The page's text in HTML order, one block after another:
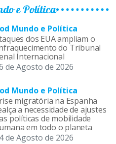
e Política
Mundo e Política
dos EUA ampliam o
do Tribunal
Internacional
de Agosto de 2026
Mundo e Política
migratória na Espanha
a necessidade de ajustes
políticas de mobilidade
em todo o planeta
de Agosto de 2026